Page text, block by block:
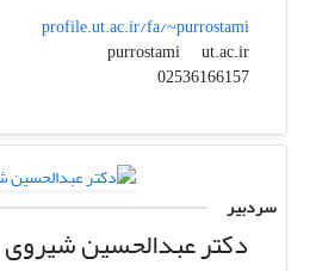
profile.ut.ac.ir/fa/~purrostami
purrostami
ut.ac.ir
02536166157
سردبیر
دکتر عبدالحسین شیروی